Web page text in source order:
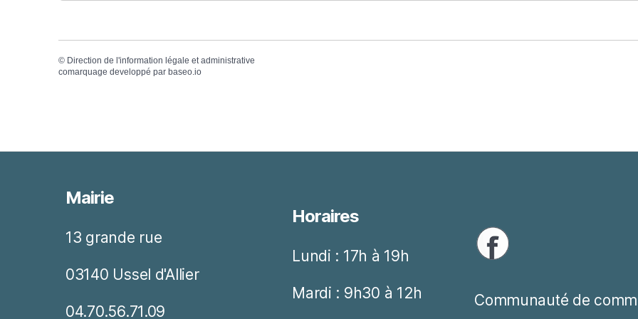
© Direction de l'information légale et administrative
comarquage developpé par baseo.io
Mairie
13 grande rue
03140 Ussel d'Allier
04.70.56.71.09
Horaires
Lundi : 17h à 19h
Mardi : 9h30 à 12h Communauté de